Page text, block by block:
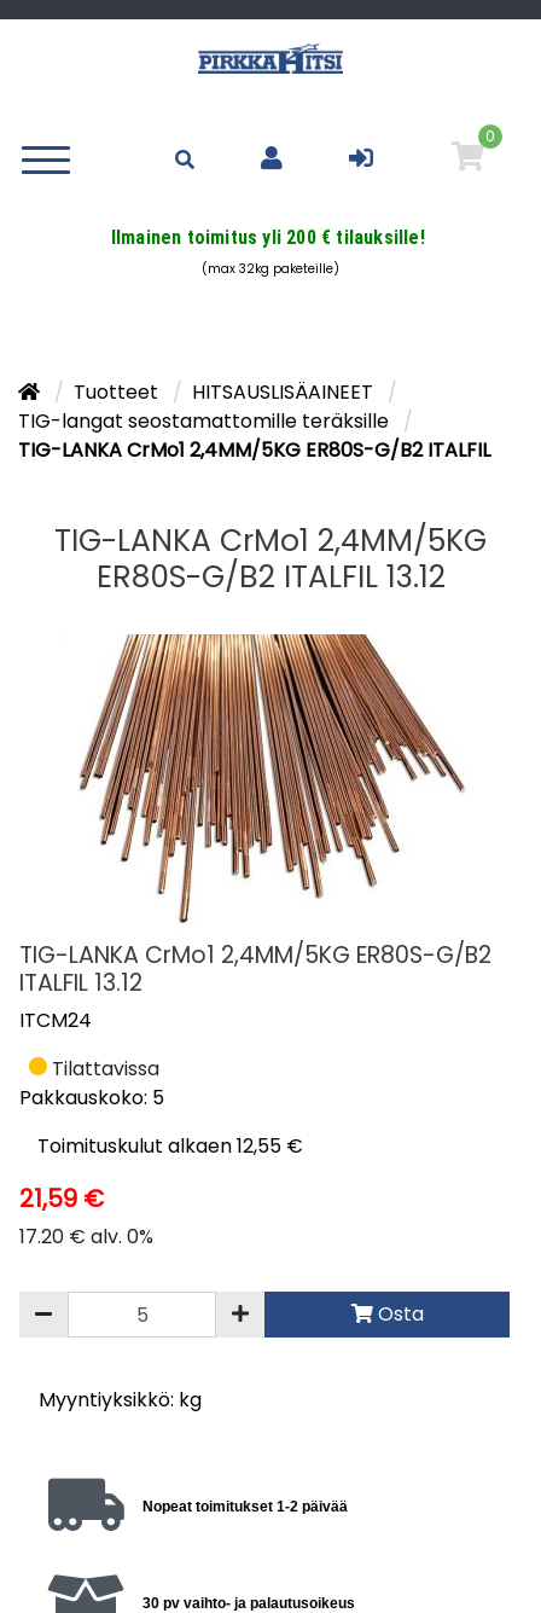
0
Ilmainen toimitus yli 200 € tilauksille!
(max 32kg paketeille)
Tuotteet
HITSAUSLISÄAINEET
TIG-langat seostamattomille teräksille
TIG-LANKA CrMo1 2,4MM/5KG ER80S-G/B2 ITALFIL
TIG-LANKA CrMo1 2,4MM/5KG
ER80S-G/B2 ITALFIL 13.12
TIG-LANKA CrMo1 2,4MM/5KG ER80S-G/B2
ITALFIL 13.12
ITCM24
Tilattavissa
Pakkauskoko: 5
Toimituskulut alkaen 12,55 €
21,59 €
17.20 € alv. 0%
Osta
Myyntiyksikkö: kg
Nopeat toimitukset 1-2 päivää
30 pv vaihto- ja palautusoikeus